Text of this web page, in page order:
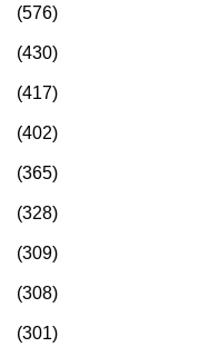
(576)
(430)
(417)
(402)
(365)
(328)
(309)
(308)
(301)